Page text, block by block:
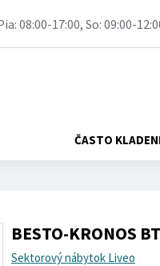
08:00-17:00, So: 09:00-
ČASTO
BESTO-KRONOS
Sektorový nábytok Liveo